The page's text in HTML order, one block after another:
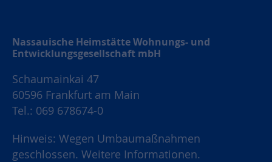
Nassauische Heimstätte Wohnungs- und
Entwicklungsgesellschaft mbH
Schaumainkai 47
60596 Frankfurt am Main
Tel.: 069 678674-0
Hinweis: Wegen Umbaumaßnahmen
geschlossen. Weitere Informationen.